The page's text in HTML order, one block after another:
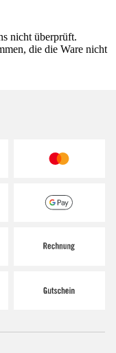
nicht überprüft.
die die Ware nicht